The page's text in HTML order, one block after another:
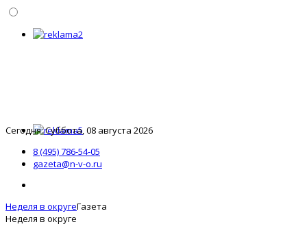
Сегодня: Суббота, 08 августа 2026
8 (495) 786-54-05
gazeta@n-v-o.ru
Неделя в округеГазета
Неделя в округе